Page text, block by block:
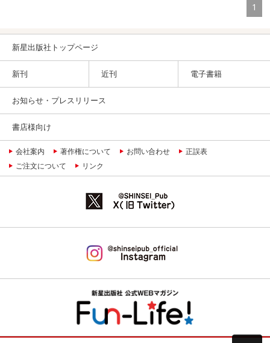
1
新星出版社トップページ
新刊 近刊 電子書籍
お知らせ・プレスリリース
書店様向け
会社案内 著作権について お問い合わせ
正誤表
ご注文について
リンク